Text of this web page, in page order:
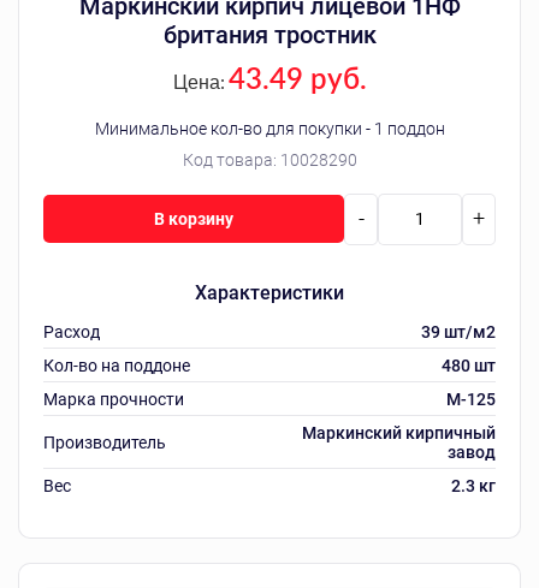
Маркинский кирпич лицевой 1НФ
британия тростник
Код товара: 10028290
Цена: 43.49 руб.
Минимальное кол-во для покупки - 1 поддон
Характеристики
Расход
39 шт/м2
Кол-во на поддоне
480 шт
Марка прочности
M-125
Производитель
Маркинский кирпичный
завод
Вес
2.3 кг
- +
В корзину